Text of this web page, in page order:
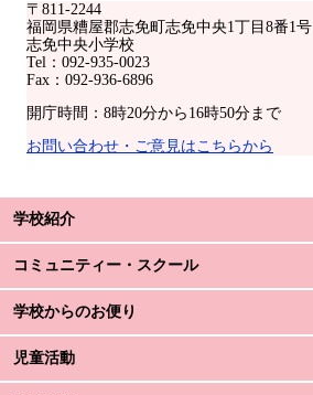
〒811-2244
福岡県糟屋郡志免町志免中央1丁目8番1号
志免中央小学校
Tel：092-935-0023
Fax：092-936-6896
開庁時間：8時20分から16時50分まで
お問い合わせ・ご意見はこちらから
学校紹介
コミュニティー・スクール
学校からのお便り
児童活動